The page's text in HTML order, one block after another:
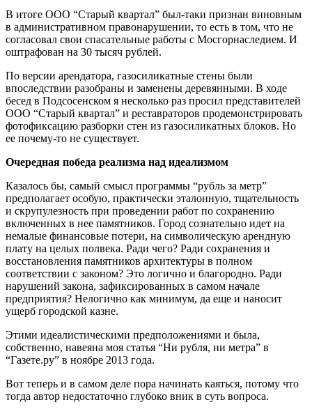
В итоге ООО “Старый квартал” был-таки признан виновным
в административном правонарушении, то есть в том, что не
согласовал свои спасательные работы с Мосгорнаследием. И
оштрафован на 30 тысяч рублей.
По версии арендатора, газосиликатные стены были
впоследствии разобраны и заменены деревянными. В ходе
бесед в Подсосенском я несколько раз просил представителей
ООО “Старый квартал” и реставраторов продемонстрировать
фотофиксацию разборки стен из газосиликатных блоков. Но
ее почему-то не существует.
Очередная победа реализма над идеализмом
Казалось бы, самый смысл программы “рубль за метр”
предполагает особую, практически эталонную, тщательность
и скрупулезность при проведении работ по сохранению
включенных в нее памятников. Город сознательно идет на
немалые финансовые потери, на символическую арендную
плату на целых полвека. Ради чего? Ради сохранения и
восстановления памятников архитектуры в полном
соответствии с законом? Это логично и благородно. Ради
нарушений закона, зафиксированных в самом начале
предприятия? Нелогично как минимум, да еще и наносит
ущерб городской казне.
Этими идеалистическими предположениями и была,
собственно, навеяна моя статья “Ни рубля, ни метра” в
“Газете.ру” в ноябре 2013 года.
Вот теперь и в самом деле пора начинать каяться, потому что
тогда автор недостаточно глубоко вник в суть вопроса.